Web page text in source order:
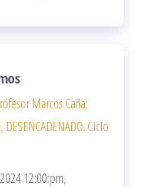
Marcos Caña:
DESENCADENADO. Ciclo
12:00:pm,